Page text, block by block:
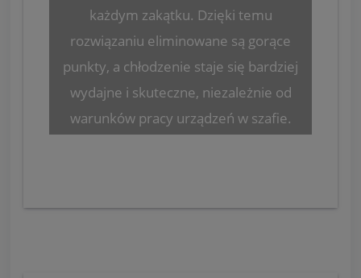
każdym zakątku. Dzięki temu
rozwiązaniu eliminowane są gorące
punkty, a chłodzenie staje się bardziej
wydajne i skuteczne, niezależnie od
warunków pracy urządzeń w szafie.